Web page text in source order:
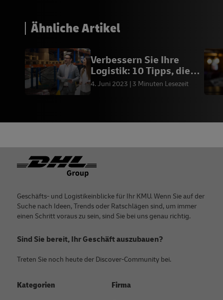
Ähnliche Artikel
Verbessern Sie Ihre
Logistik: 10 Tipps, die
wirklich funktionieren
4. Juni 2023 3 Minuten Lesezeit
Footer
Geschäfts- und Logistikeinblicke für Ihr KMU. Wenn Sie auf der
Suche nach Ideen, Trends oder Ratschlägen sind, um immer
einen Schritt voraus zu sein, sind Sie bei uns genau richtig.
Sind Sie bereit, Ihr Geschäft auszubauen?
Treten Sie noch heute der Discover-Community bei.
Kategorien Firma